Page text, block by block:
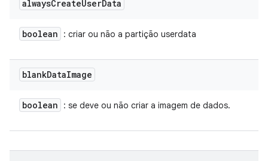
alwaysCreateUserData
boolean : criar ou não a partição userdata
blankDataImage
boolean : se deve ou não criar a imagem de dados.